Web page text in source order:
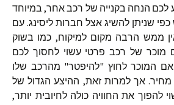
לכם הנחה בקנייה של רכב אחר, במיוחד
שניתן להשיג אצל חברות ליסינג. עם
ממש הרבה מקום למיקוח, כמו בשוק
מוכר של רכב פרטי עשוי לחסוך לכם
המוכר לחוץ "להיפטר" מהרכב שלו
מחיר. אך למרות זאת, ההיצע הגדול של
להפוך את החוויה כולה לחיובית יותר,